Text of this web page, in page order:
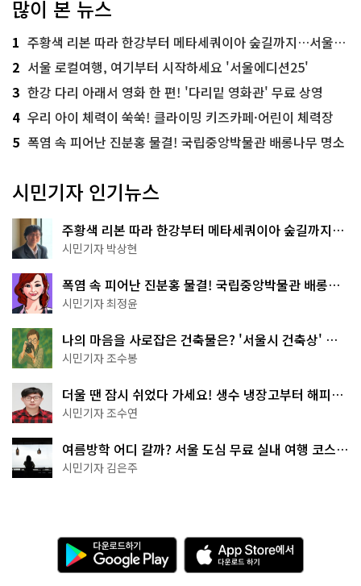
많이 본 뉴스
1 주황색 리본 따라 한강부터 메타세쿼이아 숲길까지…서울둘레길 15코스
2 서울 로컬여행, 여기부터 시작하세요 '서울에디션25'
3 한강 다리 아래서 영화 한 편! '다리밑 영화관' 무료 상영
4 우리 아이 체력이 쑥쑥! 클라이밍 키즈카페·어린이 체력장
5 폭염 속 피어난 진분홍 물결! 국립중앙박물관 배롱나무 명소
시민기자 인기뉴스
주황색 리본 따라 한강부터 메타세쿼이아 숲길까지…
서울둘레길 15코스
시민기자 박상현
폭염 속 피어난 진분홍 물결! 국립중앙박물관 배롱나
무 명소
시민기자 최정윤
나의 마음을 사로잡은 건축물은? '서울시 건축상' 수
상작 공개!
시민기자 조수봉
더울 땐 잠시 쉬었다 가세요! 생수 냉장고부터 해피소
·무더위쉼터까지
시민기자 조수연
여름방학 어디 갈까? 서울 도심 무료 실내 여행 코스
추천
시민기자 김은주
다
운
로
A
p
p